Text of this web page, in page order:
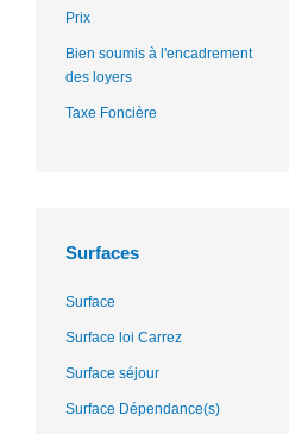
Prix
Bien soumis à l'encadrement
des loyers
Taxe Foncière
Surfaces
Surface
Surface loi Carrez
Surface séjour
Surface Dépendance(s)